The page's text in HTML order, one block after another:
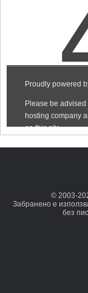
© 2003-
Забранено е
без